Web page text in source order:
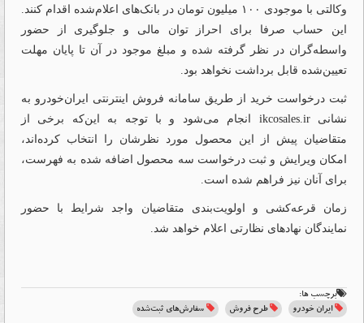
وکالتی با موجودی ۱۰۰ میلیون تومان در بانک‌های اعلام‌شده اقدام کنند.
این حساب صرفا برای احراز توان مالی و جلوگیری از حضور
واسطه‌گران در نظر گرفته شده و مبلغ موجود در آن تا پایان مهلت
تعیین‌شده قابل برداشت نخواهد بود.
ثبت درخواست خرید از طریق سامانه فروش اینترنتی ایران‌خودرو به
نشانی
ikcosales.irانجام می‌شود و با توجه به این‌که برخی از
متقاضیان پیش از این محصول مورد نظرشان را انتخاب کرده‌اند،
امکان ویرایش و ثبت درخواست سه محصول اضافه شده به فهرست،
برای آنان نیز فراهم شده است.
زمان قرعه‌کشی و اولویت‌بندی متقاضیان واجد شرایط با حضور
نمایندگان نهادهای نظارتی اعلام خواهد شد.
برچسب ها:
ایران خودرو
طرح فروش سفارش‌های ثبت‌شده